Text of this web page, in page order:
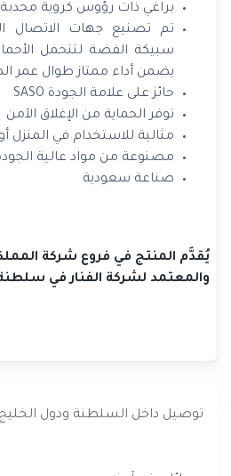
براغي ذات رؤوس كروية محدبة
تم تصنيع جهات الاتصال
سبيكة الفضة لتتحمل
يضمن أداء ممتاز طوال عمر
حائز على علامة الجودة SASO
توفر الحماية من الإغلاق الآمن
مثالية للاستخدام في المنزل
مصنوعة من مواد عالية
صناعة سعودية
يُقدَّم المنتج في فروع شركة
والمعتمد لشركة الفنار في
توصيل داخل السلطنة ودول الخليج